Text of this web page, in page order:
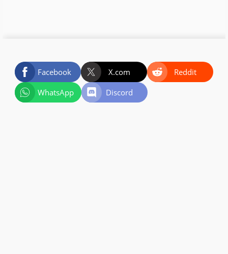
Facebook X.com
Reddit
WhatsApp
Discord